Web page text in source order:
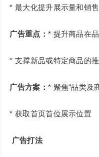
* 最大化提升展示量和销
广告重点： * 提升商品在
* 支撑新品或特定商品的
广告方案： * 聚焦“品类及
* 获取首页首位展示位置
广告打法